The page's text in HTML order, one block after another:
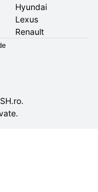
Hyundai
Lexus
Renault
.